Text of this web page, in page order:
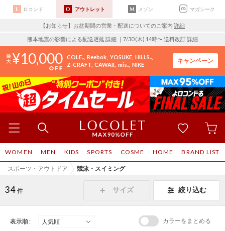
ロコンド アウトレット メゾン マガシーク
【お知らせ】お盆期間の営業・配送についてのご案内 詳細
熊本地震の影響による配送遅延 詳細 ｜7/30 (木) 14時〜 送料改訂詳細
10,000 COLE.. Reebok YOSUKE HILLS..
Z-CRAFT CAWAII mis.. NIKE
キャンペーン
WOMEN MEN KIDS SPORTS COSME HOME BRAND LIST
スポーツ・アウトドア 競泳・スイミング
34 件 サイズ 絞り込む
表示順 : カラーをまとめる